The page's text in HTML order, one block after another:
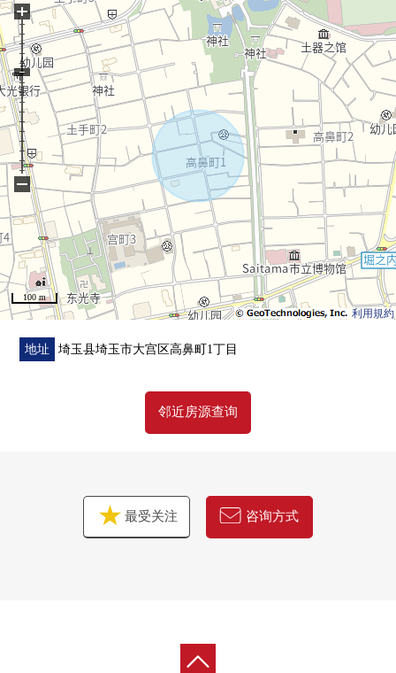
利用規約
100 m
+
−
地址 埼玉县埼玉市大宫区高鼻町1丁目
邻近房源查询
最受关注 咨询方式